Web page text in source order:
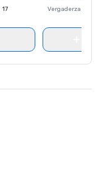
17
Vergaderzalen